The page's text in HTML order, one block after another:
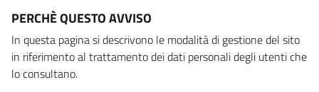
PERCHÈ QUESTO AVVISO
In questa pagina si descrivono le modalità di gestione del sito
in riferimento al trattamento dei dati personali degli utenti che
lo consultano.